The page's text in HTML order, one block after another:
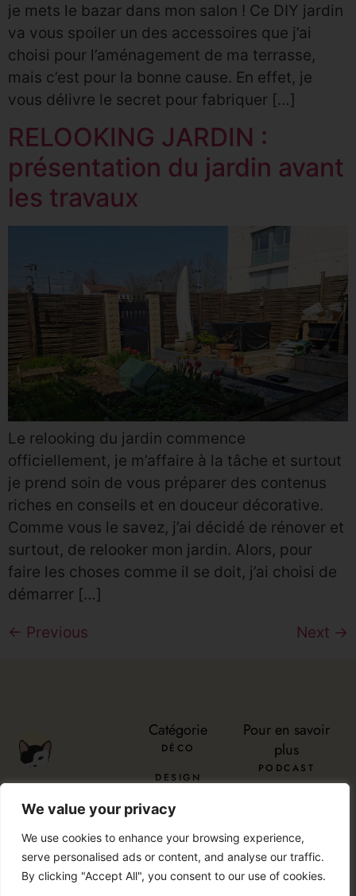
We value your privacy
We use cookies to enhance your browsing experience,
serve personalised ads or content, and analyse our traffic.
By clicking "Accept All", you consent to our use of cookies.
je mets le bazar dans mon salon ! Ce DIY jardin
va vous spoiler un des accessoires que j’ai
choisi pour l’aménagement de ma terrasse,
mais c’est pour la bonne cause. En effet, je
vous délivre le secret pour fabriquer […]
RELOOKING JARDIN :
présentation du jardin avant
les travaux
Le relooking du jardin commence
officiellement, je m’affaire à la tâche et surtout
je prend soin de vous préparer des contenus
riches en conseils et en douceur décorative.
Comme vous le savez, j’ai décidé de rénover et
surtout, de relooker mon jardin. Alors, pour
faire les choses comme il se doit, j’ai choisi de
démarrer […]
← Previous Next →
Catégorie
DÉCO
DESIGN
DIY
RÉNOVATION
JARDIN
INSTAGRAMPINTEREST
TIKTOKPODCASTLINKEDIN
Pour en savoir
plus
PODCAST
CONTACT
© 2026 All Rights Reserved Chez Viviane. Design by